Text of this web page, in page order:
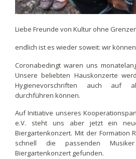
Liebe Freunde von Kultur ohne
endlich ist es wieder soweit: wir
Coronabedingt waren uns
Unsere beliebten Hauskonzerte
Hygienevorschriften auch auf
durchführen können.
Auf Initiative unseres
e.V. steht uns aber jetzt ein
Biergartenkonzert. Mit der Formation
schnell die passenden
Biergartenkonzert gefunden.